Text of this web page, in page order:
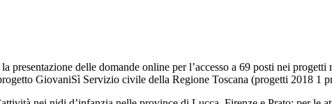
presentazione delle domande online per l’accesso a 69 posti nei
GiovaniSì Servizio civile della Regione Toscana (progetti 2018 1